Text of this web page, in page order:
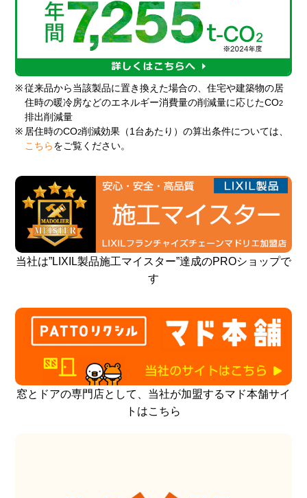
※ 従来品から当該製品に置き換えた場合の、住宅や建築物の居
住時の暖冷房などのエネルギー消費量の削減量に応じたCO2
排出削減量
※ 居住時のCO2削減効果（1台あたり）の算出条件については、
こちら をご覧ください。
当社は”LIXIL製品施工マイスター”達成のPROショップで
す
窓とドアの専門店として、当社が加盟するマド本舗サイ
トはこちら